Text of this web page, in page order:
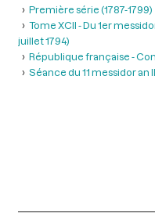
Première série (1787-1799)
Tome XCII - Du 1er
juillet 1794)
République française -
Séance du 11 messidor an